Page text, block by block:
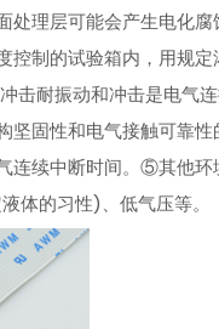
理层可能会产生电化
制的试验箱内，用规
击耐振动和冲击是电气
固性和电气接触可靠
连续中断时间。⑤其他环
体的习性)、低气压等。